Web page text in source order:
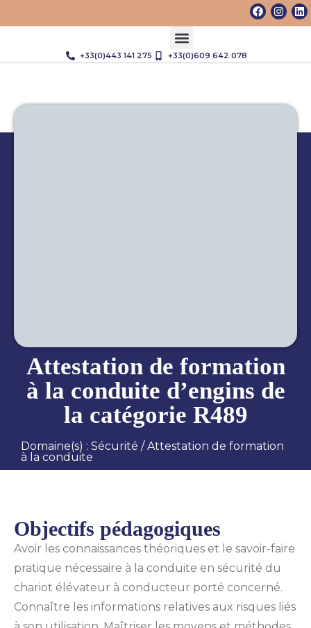
+33(0)443 141 275 +33(0)609 642 078
Attestation de formation
à la conduite d’engins de
la catégorie R489
Domaine(s) : Sécurité /Attestation de formation
à la conduite
Objectifs pédagogiques
Avoir les connaissances théoriques et le savoir-faire
pratique nécessaire à la conduite en sécurité du
chariot élévateur à conducteur porté concerné.
Connaître les informations relatives aux risques liés